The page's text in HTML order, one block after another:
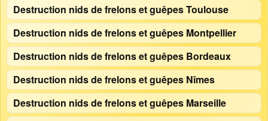
Destruction nids de frelons et guêpes Toulouse
Destruction nids de frelons et guêpes Montpellier
Destruction nids de frelons et guêpes Bordeaux
Destruction nids de frelons et guêpes Nîmes
Destruction nids de frelons et guêpes Marseille